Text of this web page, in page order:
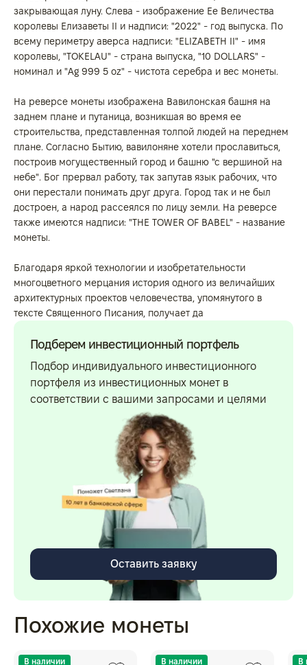
закрывающая луну. Слева - изображение Ее Величества
королевы Елизаветы II и надписи: "2022" - год выпуска. По
всему периметру аверса надписи: "ELIZABETH II" - имя
королевы, "TOKELAU" - страна выпуска, "10 DOLLARS" -
номинал и "Ag 999 5 oz" - чистота серебра и вес монеты.
На реверсе монеты изображена Вавилонская башня на
заднем плане и путаница, возникшая во время ее
строительства, представленная толпой людей на переднем
плане. Согласно Бытию, вавилоняне хотели прославиться,
построив могущественный город и башню "с вершиной на
небе". Бог прервал работу, так запутав язык рабочих, что
они перестали понимать друг друга. Город так и не был
достроен, а народ рассеялся по лицу земли. На реверсе
также имеются надписи: "THE TOWER OF BABEL" - название
монеты.
Благодаря яркой технологии и изобретательности
многоцветного мерцания история одного из величайших
архитектурных проектов человечества, упомянутого в
тексте Священного Писания, получает да
Подберем инвестиционный портфель
Подбор индивидуального инвестиционного
портфеля из инвестиционных монет в
соответствии с вашими запросами и целями
Оставить заявку
Похожие монеты
В наличии В наличии В